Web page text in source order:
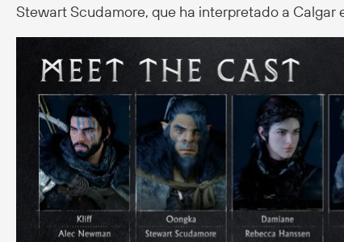
Stewart Scudamore, que ha interpretado a